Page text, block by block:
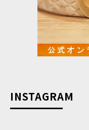
INSTAGRAM